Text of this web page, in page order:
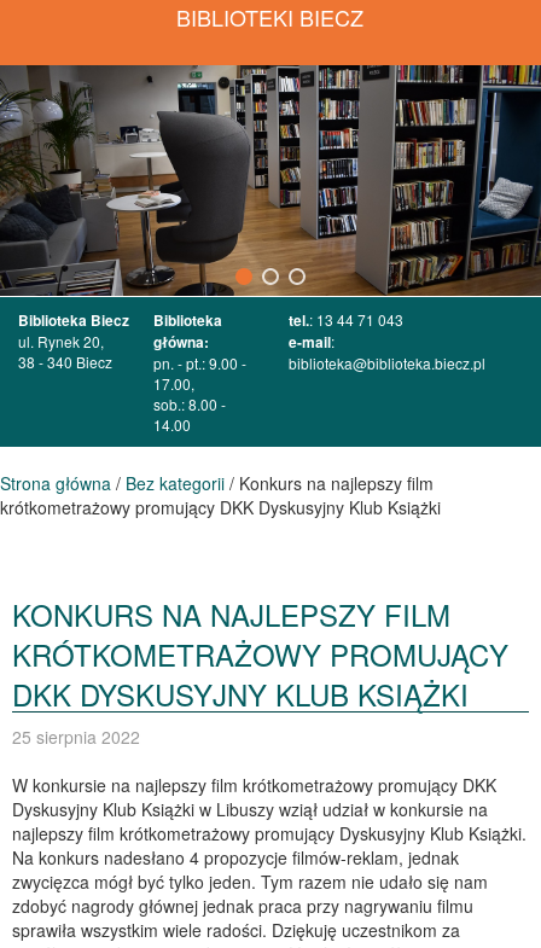
BIBLIOTEKI BIECZ
Biblioteka Biecz
ul. Rynek 20,
38 - 340 Biecz
Biblioteka
główna:
pn. - pt.: 9.00 -
17.00,
sob.: 8.00 -
14.00
tel.: 13 44 71 043
e-mail:
biblioteka@biblioteka.biecz.pl
Strona główna / Bez kategorii / Konkurs na najlepszy film
krótkometrażowy promujący DKK Dyskusyjny Klub Książki
KONKURS NA NAJLEPSZY FILM
KRÓTKOMETRAŻOWY PROMUJĄCY
DKK DYSKUSYJNY KLUB KSIĄŻKI
25 sierpnia 2022
W konkursie na najlepszy film krótkometrażowy promujący DKK
Dyskusyjny Klub Książki w Libuszy wziął udział w konkursie na
najlepszy film krótkometrażowy promujący Dyskusyjny Klub Książki.
Na konkurs nadesłano 4 propozycje filmów-reklam, jednak
zwycięzca mógł być tylko jeden. Tym razem nie udało się nam
zdobyć nagrody głównej jednak praca przy nagrywaniu filmu
sprawiła wszystkim wiele radości. Dziękuję uczestnikom za